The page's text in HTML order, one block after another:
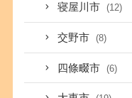
寝屋川市 (12)
交野市 (8)
四條畷市 (6)